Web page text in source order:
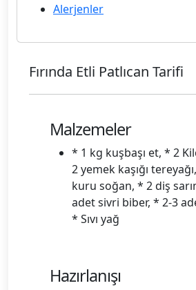
Alerjenler
Fırında Etli Patlıcan Tarifi
Malzemeler
* 1 kg kuşbaşı et, * 2
2 yemek kaşığı
kuru soğan, * 2 diş
adet sivri biber, * 2-3
* Sıvı yağ
Hazırlanışı